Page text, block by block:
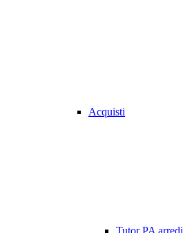
Acquisti